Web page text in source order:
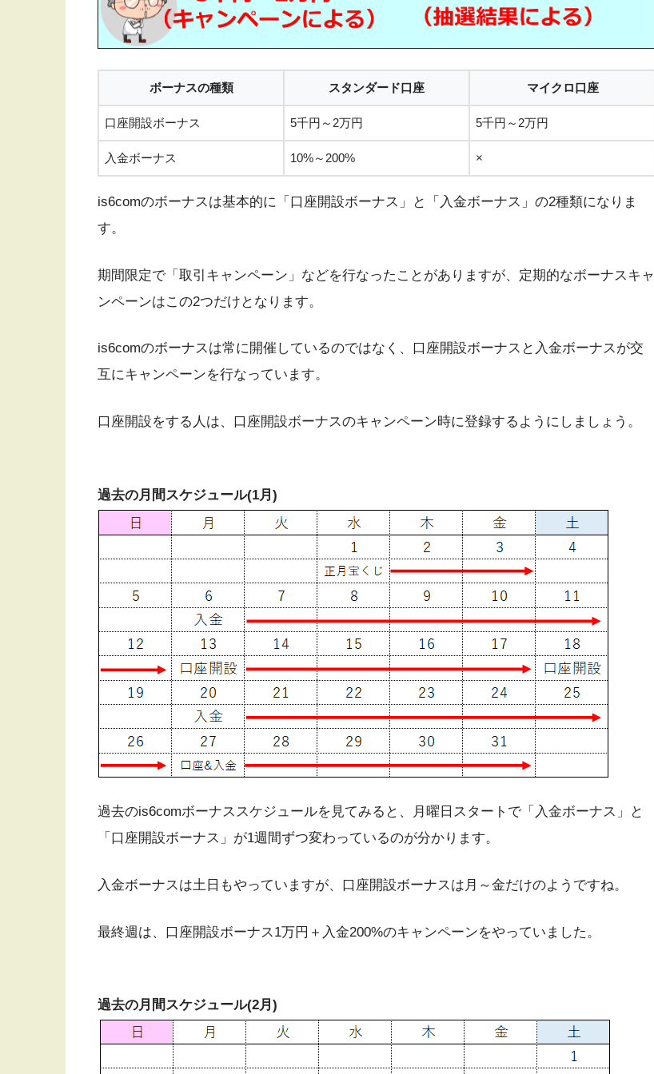
ボーナスの種類 スタンダード口座 マイクロ口座
口座開設ボーナス 5千円～2万円 5千円～2万円
入金ボーナス 10%～200% ×
is6comのボーナスは基本的に「口座開設ボーナス」と「入金ボーナス」の2種類になりま
す。
期間限定で「取引キャンペーン」などを行なったことがありますが、定期的なボーナスキャ
ンペーンはこの2つだけとなります。
is6comのボーナスは常に開催しているのではなく、口座開設ボーナスと入金ボーナスが交
互にキャンペーンを行なっています。
口座開設をする人は、口座開設ボーナスのキャンペーン時に登録するようにしましょう。
過去の月間スケジュール(1月)
過去のis6comボーナススケジュールを見てみると、月曜日スタートで「入金ボーナス」と
「口座開設ボーナス」が1週間ずつ変わっているのが分かります。
入金ボーナスは土日もやっていますが、口座開設ボーナスは月～金だけのようですね。
最終週は、口座開設ボーナス1万円＋入金200%のキャンペーンをやっていました。
過去の月間スケジュール(2月)